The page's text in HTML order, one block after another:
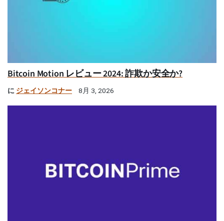
Bitcoin Motion レビュー 2024: 詐欺か安全か?
に ジェイソンコナー 8月 3, 2026